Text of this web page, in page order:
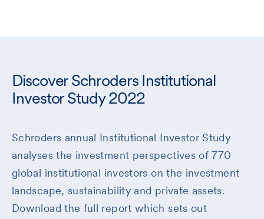
Discover Schroders Institutional
Investor Study 2022
Schroders annual Institutional Investor Study
analyses the investment perspectives of 770
global institutional investors on the investment
landscape, sustainability and private assets.
Download the full report which sets out